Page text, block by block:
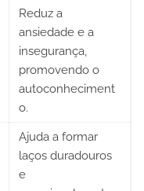
Reduz a
ansiedade e a
insegurança,
promovendo o
autoconheciment
o.
Ajuda a formar
laços duradouros
e